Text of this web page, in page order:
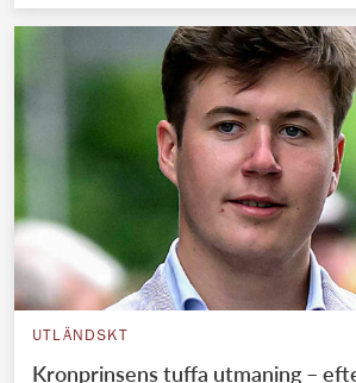
UTLÄNDSKT
Kronprinsens tuffa utmaning –